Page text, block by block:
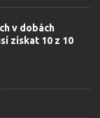
v dobách
získat 10 z 10